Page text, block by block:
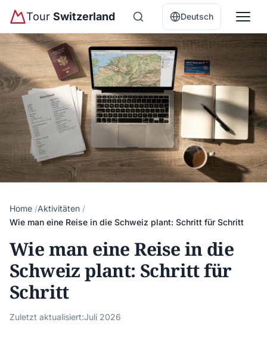
Tour Switzerland Deutsch
Home Aktivitäten
Wie man eine Reise in die Schweiz plant: Schritt für Schritt
Wie man eine Reise in die
Schweiz plant: Schritt für
Schritt
Zuletzt aktualisiert:Juli 2026